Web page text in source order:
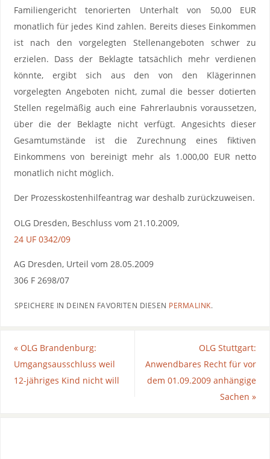
Familiengericht tenorierten Unterhalt von 50,00 EUR
monatlich für jedes Kind zahlen. Bereits dieses Einkommen
ist nach den vorgelegten Stellenangeboten schwer zu
erzielen. Dass der Beklagte tatsächlich mehr verdienen
könnte, ergibt sich aus den von den Klägerinnen
vorgelegten Angeboten nicht, zumal die besser dotierten
Stellen regelmäßig auch eine Fahrerlaubnis voraussetzen,
über die der Beklagte nicht verfügt. Angesichts dieser
Gesamtumstände ist die Zurechnung eines fiktiven
Einkommens von bereinigt mehr als 1.000,00 EUR netto
monatlich nicht möglich.
Der Prozesskostenhilfeantrag war deshalb zurückzuweisen.
OLG Dresden, Beschluss vom 21.10.2009,
24 UF 0342/09
AG Dresden, Urteil vom 28.05.2009
306 F 2698/07
SPEICHERE IN DEINEN FAVORITEN DIESEN PERMALINK.
«OLG Brandenburg:
Umgangsausschluss weil
12-jähriges Kind nicht will
OLG Stuttgart:
Anwendbares Recht für vor
dem 01.09.2009 anhängige
Sachen»